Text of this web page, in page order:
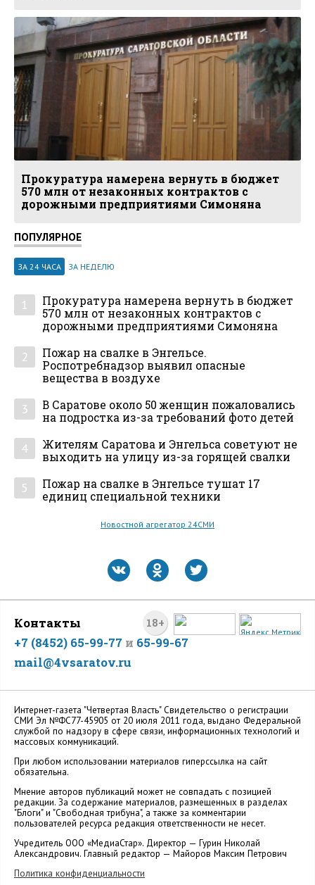
Прокуратура намерена вернуть в бюджет
570 млн от незаконных контрактов с
дорожными предприятиями Симоняна
ПОПУЛЯРНОЕ
ЗА 24 ЧАСА ЗА НЕДЕЛЮ
1
Прокуратура намерена вернуть в бюджет
570 млн от незаконных контрактов с
дорожными предприятиями Симоняна
2
Пожар на свалке в Энгельсе.
Роспотребнадзор выявил опасные
вещества в воздухе
3
В Саратове около 50 женщин пожаловались
на подростка из-за требований фото детей
4
Жителям Саратова и Энгельса советуют не
выходить на улицу из-за горящей свалки
5
Пожар на свалке в Энгельсе тушат 17
единиц специальной техники
Новостной агрегатор 24СМИ
18+
Контакты
+7 (8452) 65-99-77 и 65-99-67
mail@4vsaratov.ru
Интернет-газета "Четвертая Власть" Cвидетельство о регистрации
СМИ Эл №ФС77-45905 от 20 июля 2011 года, выдано Федеральной
службой по надзору в сфере связи, информационных технологий и
массовых коммуникаций.
При любом использовании материалов гиперссылка на сайт
обязательна.
Мнение авторов публикаций может не совпадать с позицией
редакции. За содержание материалов, размещенных в разделах
"Блоги" и "Свободная трибуна", а также за комментарии
пользователей ресурса редакция ответственности не несет.
Учредитель ООО «МедиаСтар». Директор — Гурин Николай
Александрович. Главный редактор — Майоров Максим Петрович
Политика конфиденциальности